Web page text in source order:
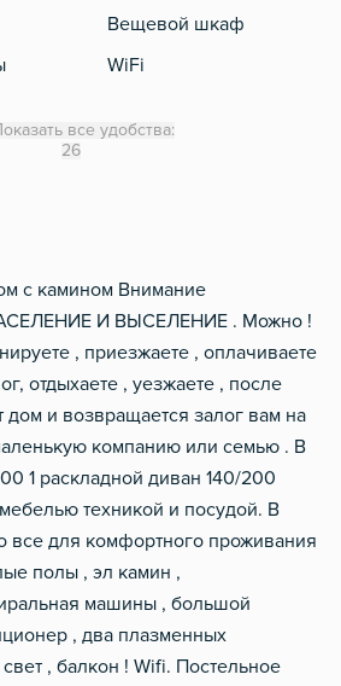
Вещевой шкаф
WiFi
Показать все удобства:
26
камином Внимание
И ВЫСЕЛЕНИЕ . Можно !
, приезжаете , оплачиваете
отдыхаете , уезжаете , после
дом и возвращается залог вам на
компанию или семью . В
1 раскладной диван 140/200
техникой и посудой. В
все для комфортного проживания
полы , эл камин ,
машины , большой
, два плазменных
, балкон ! Wifi. Постельное